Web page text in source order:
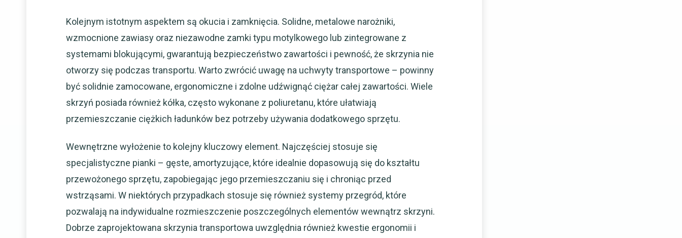
Kolejnym istotnym aspektem są okucia i zamknięcia. Solidne, metalowe narożniki,
wzmocnione zawiasy oraz niezawodne zamki typu motylkowego lub zintegrowane z
systemami blokującymi, gwarantują bezpieczeństwo zawartości i pewność, że skrzynia nie
otworzy się podczas transportu. Warto zwrócić uwagę na uchwyty transportowe – powinny
być solidnie zamocowane, ergonomiczne i zdolne udźwignąć ciężar całej zawartości. Wiele
skrzyń posiada również kółka, często wykonane z poliuretanu, które ułatwiają
przemieszczanie ciężkich ładunków bez potrzeby używania dodatkowego sprzętu.
Wewnętrzne wyłożenie to kolejny kluczowy element. Najczęściej stosuje się
specjalistyczne pianki – gęste, amortyzujące, które idealnie dopasowują się do kształtu
przewożonego sprzętu, zapobiegając jego przemieszczaniu się i chroniąc przed
wstrząsami. W niektórych przypadkach stosuje się również systemy przegród, które
pozwalają na indywidualne rozmieszczenie poszczególnych elementów wewnątrz skrzyni.
Dobrze zaprojektowana skrzynia transportowa uwzględnia również kwestie ergonomii i